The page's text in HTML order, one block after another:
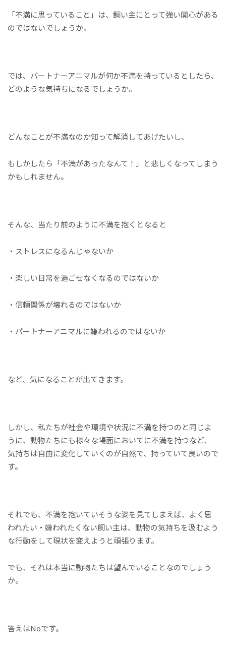
「不満に思っていること」は、飼い主にとって強い関心がある
のではないでしょうか。
では、パートナーアニマルが何か不満を持っているとしたら、
どのような気持ちになるでしょうか。
どんなことが不満なのか知って解消してあげたいし、
もしかしたら「不満があったなんて！」と悲しくなってしまう
かもしれません。
そんな、当たり前のように不満を抱くとなると
・ストレスになるんじゃないか
・楽しい日常を過ごせなくなるのではないか
・信頼関係が壊れるのではないか
・パートナーアニマルに嫌われるのではないか
など、気になることが出てきます。
しかし、私たちが社会や環境や状況に不満を持つのと同じよ
うに、動物たちにも様々な場面においてに不満を持つなど、
気持ちは自由に変化していくのが自然で、持っていて良いので
す。
それでも、不満を抱いていそうな姿を見てしまえば、よく思
われたい・嫌われたくない飼い主は、動物の気持ちを汲むよう
な行動をして現状を変えようと頑張ります。
でも、それは本当に動物たちは望んでいることなのでしょう
か。
答えはNoです。